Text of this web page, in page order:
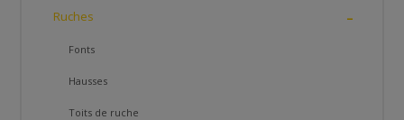
Ruches -
Fonts
Hausses
Toits de ruche